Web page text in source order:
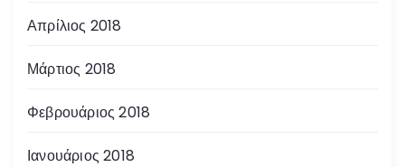
Απρίλιος 2018
Μάρτιος 2018
Φεβρουάριος 2018
Ιανουάριος 2018